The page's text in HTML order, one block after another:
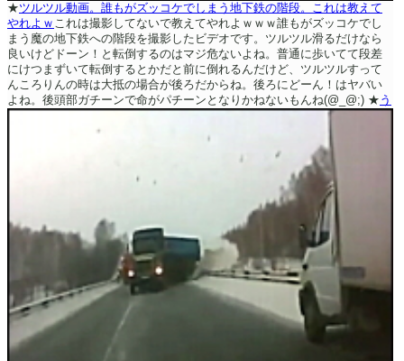
★ツルツル動画。誰もがズッコケでしまう地下鉄の階段。これは教えて
やれよｗ これは撮影してないで教えてやれよｗｗｗ誰もがズッコケでし
まう魔の地下鉄への階段を撮影したビデオです。ツルツル滑るだけなら
良いけどドーン！と転倒するのはマジ危ないよね。普通に歩いてて段差
にけつまずいて転倒するとかだと前に倒れるんだけど、ツルツルすって
んころりんの時は大抵の場合が後ろだからね。後ろにどーん！はヤバい
よね。後頭部ガチーンで命がパチーンとなりかねないもんね(@_@;) ★ う